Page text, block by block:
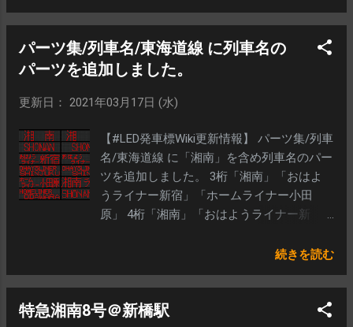
パーツ集/列車名/東海道線 に列車名の
パーツを追加しました。
更新日： 2021年03月17日 (水)
【#LED発車標Wiki更新情報】 パーツ集/列車
名/東海道線 に「湘南」を含め列車名のパー
ツを追加しました。 3桁「湘南」「おはよ
うライナー新宿」「ホームライナー小田
原」 4桁「湘南」「おはようライナー新
南」「おはようライナー新宿」 6桁「湘南
続きを読む
特急湘南8号＠新橋駅